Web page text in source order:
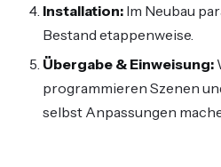
Installation: Im Neubau
Bestand etappenweise.
Übergabe & Einweisung:
programmieren Szenen
selbst Anpassungen